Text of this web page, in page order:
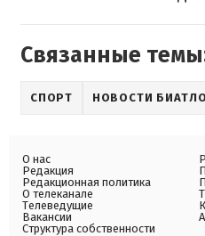
Связанные
СПОРТ НОВОСТИ
О нас
Редакция
Редакционная политика
О телеканале
Телеведущие
Вакансии
Структура собственности